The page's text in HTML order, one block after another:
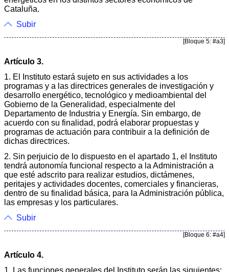
Cataluña.
Subir
[Bloque 5: #a3]
Artículo 3.
1. El Instituto estará sujeto en sus actividades a los
programas y a las directrices generales de investigación y
desarrollo energético, tecnológico y medioambiental del
Gobierno de la Generalidad, especialmente del
Departamento de Industria y Energía. Sin embargo, de
acuerdo con su finalidad, podrá elaborar propuestas y
programas de actuación para contribuir a la definición de
dichas directrices.
2. Sin perjuicio de lo dispuesto en el apartado 1, el Instituto
tendrá autonomía funcional respecto a la Administración a
que esté adscrito para realizar estudios, dictámenes,
peritajes y actividades docentes, comerciales y financieras,
dentro de su finalidad básica, para la Administración pública,
las empresas y los particulares.
Subir
[Bloque 6: #a4]
Artículo 4.
1. Las funciones generales del Instituto serán las siguientes: